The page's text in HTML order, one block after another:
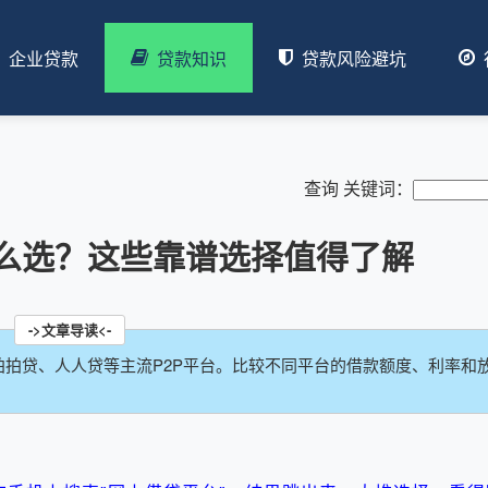
企业贷款 贷款知识 贷款风险避坑
查询 关键词：
选？这些靠谱选择值得了解
贷、人人贷等主流P2P平台。比较不同平台的借款额度、利率和